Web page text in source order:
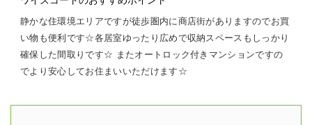
静かな住環境エリアですが徒歩圏内に商店街がありますのでお買
い物も便利です☆各居室ゆったり広めで収納スペースもしっかり
確保した間取りです☆ またオートロック付きマンションですの
でより安心してお住まいいただけます☆